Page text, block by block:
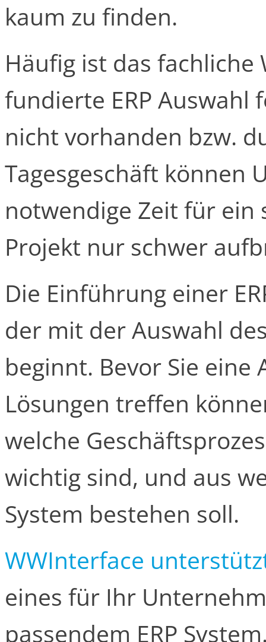
kaum zu finden.
Häufig ist das
fundierte ERP Auswahl
nicht vorhanden bzw.
Tagesgeschäft können
notwendige Zeit für ein
Projekt nur schwer
Die Einführung einer
der mit der Auswahl
beginnt. Bevor Sie eine
Lösungen treffen
welche
wichtig sind, und aus
System bestehen soll.
WWInterface
eines für Ihr
passendem ERP